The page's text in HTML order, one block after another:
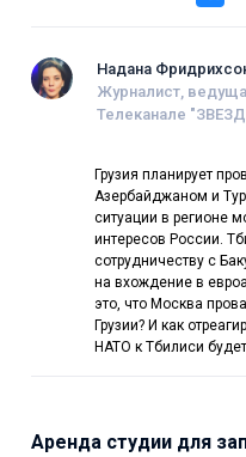
Надана
Журналист,
Телеканале
Грузия планирует
Азербайджаном и
ситуации в регионе
интересов России.
сотрудничеству с
на вхождение в
это, что Москва
Грузии? И как
НАТО к Тбилиси
Аренда студии для